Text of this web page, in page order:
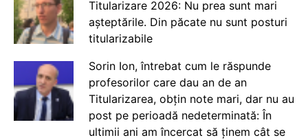
Titularizare 2026: Nu prea sunt mari
așteptările. Din păcate nu sunt posturi
titularizabile
Sorin Ion, întrebat cum le răspunde
profesorilor care dau an de an
Titularizarea, obțin note mari, dar nu au
post pe perioadă nedeterminată: În
ultimii ani am încercat să ținem cât se